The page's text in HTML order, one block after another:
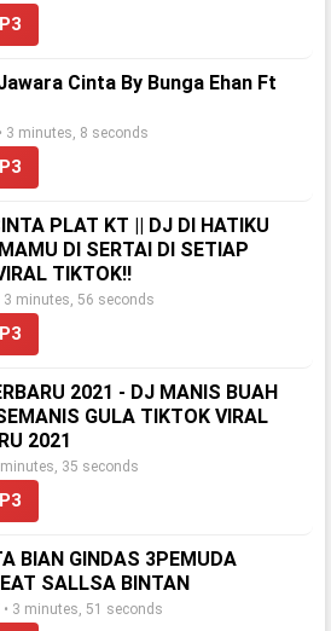
Cinta By Bunga Ehan Ft
3 minutes, 8 seconds
PLAT KT || DJ DI HATIKU
DI SERTAI DI SETIAP
TIKTOK‼️
3 minutes, 56 seconds
2021 - DJ MANIS BUAH
GULA TIKTOK VIRAL
2021
35 seconds
BIAN GINDAS 3PEMUDA
SALLSA BINTAN
3 minutes, 51 seconds